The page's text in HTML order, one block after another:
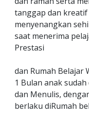
tanggap dan
menyenangkan
saat menerima
Prestasi
dan Rumah Belajar
1 Bulan anak
dan Menulis,
berlaku diRumah